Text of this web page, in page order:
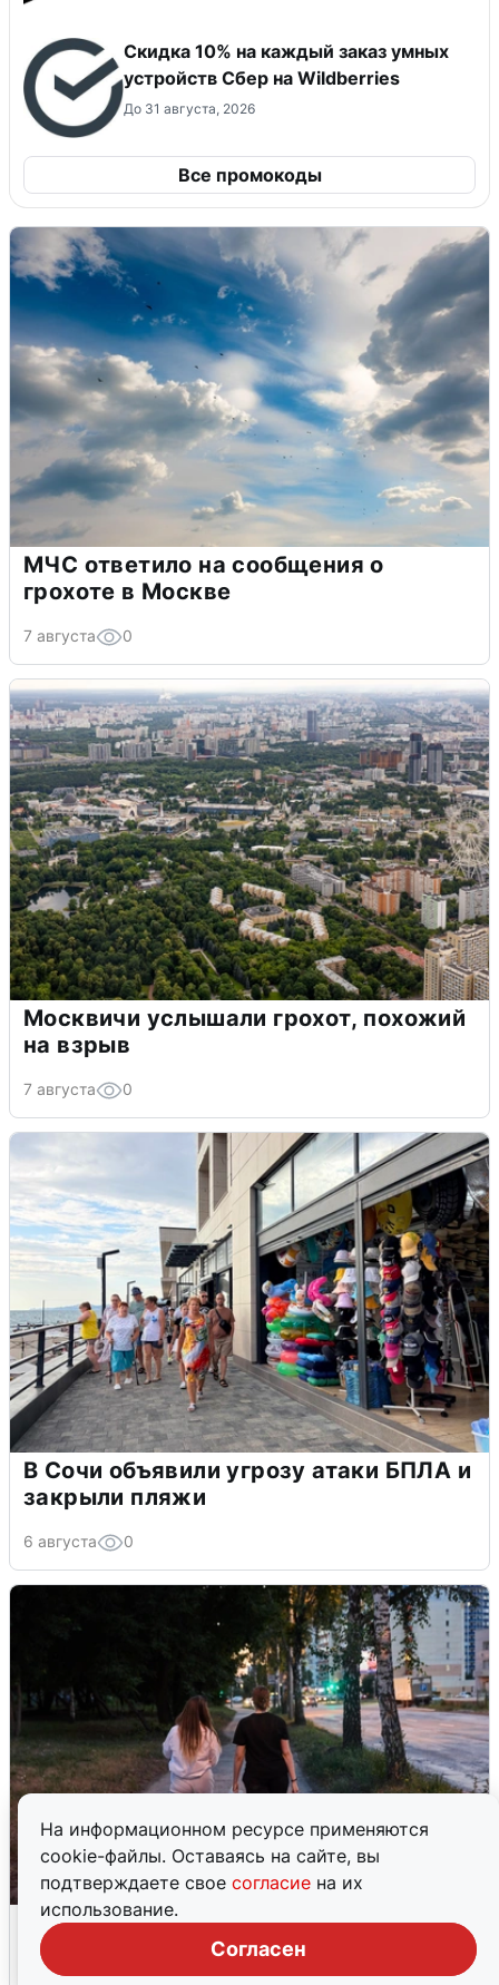
На информационном ресурсе применяются
cookie-файлы. Оставаясь на сайте, вы
подтверждаете свое согласие на их
использование.
Согласен
Скидка 10% на каждый заказ умных
устройств Сбер на Wildberries
До 31 августа, 2026
Все промокоды
МЧС ответило на сообщения о
грохоте в Москве
7 августа 0
Москвичи услышали грохот, похожий
на взрыв
7 августа 0
В Сочи объявили угрозу атаки БПЛА и
закрыли пляжи
6 августа 0
Опубликована карта отключений
воды в Воронеже